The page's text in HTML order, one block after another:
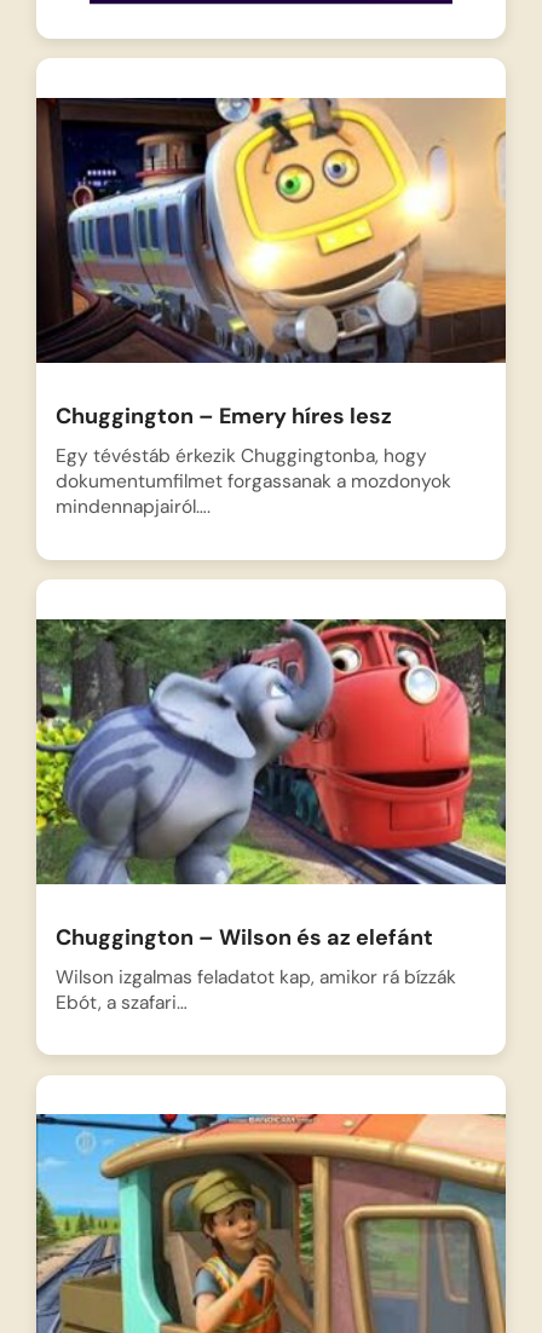
Chuggington – Emery híres lesz
Egy tévéstáb érkezik Chuggingtonba, hogy
dokumentumfilmet forgassanak a mozdonyok
mindennapjairól….
Chuggington – Wilson és az elefánt
Wilson izgalmas feladatot kap, amikor rá bízzák
Ebót, a szafari…